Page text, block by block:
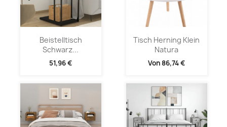
Beistelltisch
Schwarz...
51,96 €
Tisch Herning Klein
Natura
Von 86,74 €